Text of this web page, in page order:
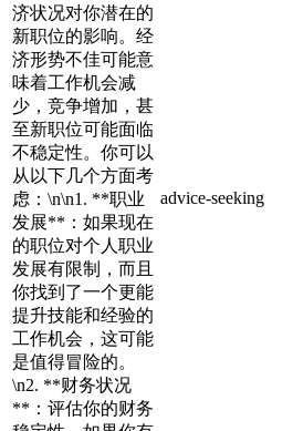
济状况对你潜在的
新职位的影响。经
济形势不佳可能意
味着工作机会减
少，竞争增加，甚
至新职位可能面临
不稳定性。你可以
从以下几个方面考
虑：\n\n1. **职业
发展**：如果现在
的职位对个人职业
发展有限制，而且
你找到了一个更能
提升技能和经验的
工作机会，这可能
是值得冒险的。
\n2. **财务状况
**：评估你的财务
advice-seeking